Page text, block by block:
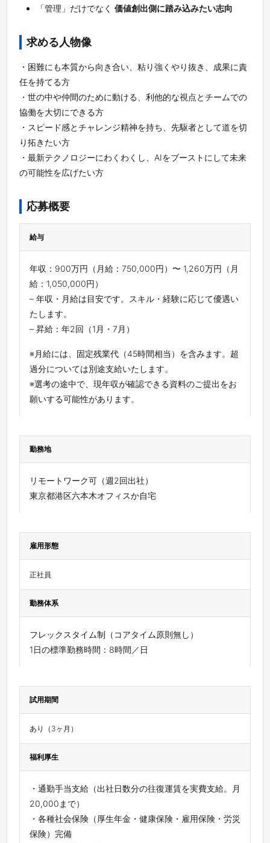
「管理」だけでなく 価値創出側に踏み込みたい志向
求める人物像
・困難にも本質から向き合い、粘り強くやり抜き、成果に責
任を持てる方
・世の中や仲間のために動ける、利他的な視点とチームでの
協働を大切にできる方
・スピード感とチャレンジ精神を持ち、先駆者として道を切
り拓きたい方
・最新テクノロジーにわくわくし、AIをブーストにして未来
の可能性を広げたい方
応募概要
給与
年収：900万円（月給：750,000円）〜 1,260万円（月
給：1,050,000円）
– 年収・月給は目安です。スキル・経験に応じて優遇い
たします。
– 昇給：年2回（1月・7月）
※月給には、固定残業代（45時間相当）を含みます。超
過分については別途支給いたします。
※選考の途中で、現年収が確認できる資料のご提出をお
願いする可能性があります。
勤務地
リモートワーク可（週2回出社）
東京都港区六本木オフィスか自宅
雇用形態
正社員
勤務体系
フレックスタイム制（コアタイム原則無し）
1日の標準勤務時間：8時間／日
試用期間
あり（3ヶ月）
福利厚生
・通勤手当支給（出社日数分の往復運賃を実費支給。月
20,000まで）
・各種社会保険（厚生年金・健康保険・雇用保険・労災
保険）完備